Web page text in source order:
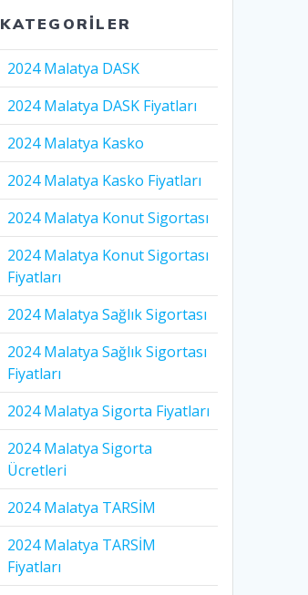
KATEGORILER
2024 Malatya DASK
2024 Malatya DASK Fiyatları
2024 Malatya Kasko
2024 Malatya Kasko Fiyatları
2024 Malatya Konut Sigortası
2024 Malatya Konut Sigortası
Fiyatları
2024 Malatya Sağlık Sigortası
2024 Malatya Sağlık Sigortası
Fiyatları
2024 Malatya Sigorta Fiyatları
2024 Malatya Sigorta
Ücretleri
2024 Malatya TARSİM
2024 Malatya TARSİM
Fiyatları